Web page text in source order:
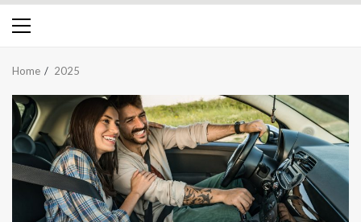
Primary
Home 2025